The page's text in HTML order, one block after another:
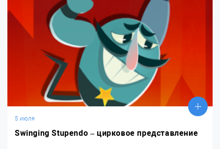
5 июля
Swinging Stupendo – цирковое представление